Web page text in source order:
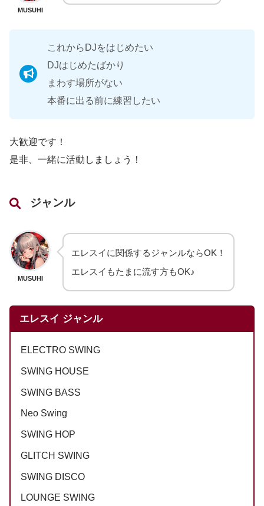
MUSUHI
これからDJをはじめたい
DJはじめたばかり
まわす場所がない
本番に出る前に練習したい
大歓迎です！
是非、一緒に活動しましょう！
ジャンル
MUSUHI
エレスイに関係するジャンルならOK！
エレスイもたまに流す方もOK♪
エレスイ ジャンル
ELECTRO SWING
SWING HOUSE
SWING BASS
Neo Swing
SWING HOP
GLITCH SWING
SWING DISCO
LOUNGE SWING